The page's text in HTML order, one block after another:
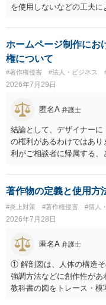
を使用しないなどの工夫
推測できる」という点は
利用を目的とする」と判
です。 また、広告収益の
性がありますが、決定的要
成否は、主に「専ら顧客
断されます。広告収益があ
すが、それだけで直ちに
非営利であれば「表現の
れる可能性があります。
しての色彩が強まり、リ
更・確認しておく事項につ
界があるかと思うので、
も一つかと存じます。
ホームページ制作にお
権について
#著作権侵害 #法人・ビジネス
2026年7月29日
匿名A 弁護士
結論として、デザイナー
の権利があるわけではあ
利がご相談者に帰属する
身が著作権者です。 他方
短いキャッチコピー、販
りません。ただし、ロゴ
は、その表現部分が著作物
の著作権は撮影者に、肖
（著作権法2条・17条）。
わけではありません。デ
等は別として、一般的なレ
材を希望に沿って配置した
いと考えられます。仮に具
ても、その権利は当該部
著作物の定義と使用方
#炎上対策 #著作権侵害 #個人
2026年7月28日
匿名A 弁護士
① 解剖図は、人体の構造そ
強調方法などに創作性があ
教科書の図をトレース・